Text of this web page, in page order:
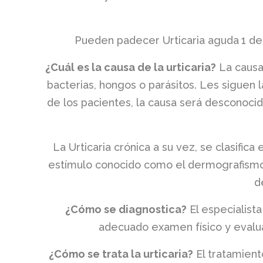
Pueden padecer Urticaria aguda 1
¿Cuál es la causa de la urticaria? La
bacterias, hongos o parásitos. Les siguen
de los pacientes, la causa será
La Urticaria crónica a su vez, se clasifica
estímulo conocido como el
¿Cómo se diagnostica? El
adecuado examen físico y
¿Cómo se trata la urticaria? El